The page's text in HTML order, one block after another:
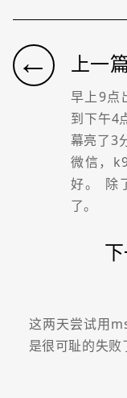
← 上一
早上9点
到下午4
幕亮了3
微信，
好。 除
了。
这两天尝试用
是很可耻的失败